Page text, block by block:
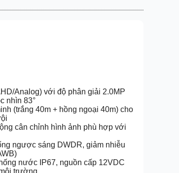
Analog) với độ phân giải 2.0MP
nhìn 83°
(trắng 40m + hồng ngoại 40m) cho
cân chỉnh hình ảnh phù hợp với
ngược sáng DWDR, giảm nhiễu
nước IP67, nguồn cấp 12VDC
trường